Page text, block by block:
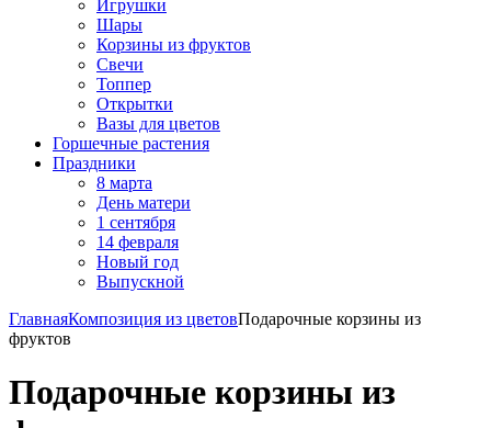
Игрушки
Шары
Корзины из фруктов
Свечи
Топпер
Открытки
Вазы для цветов
Горшечные растения
Праздники
8 марта
День матери
1 сентября
14 февраля
Новый год
Выпускной
ГлавнаяКомпозиция из цветовПодарочные корзины из
фруктов
Подарочные корзины из